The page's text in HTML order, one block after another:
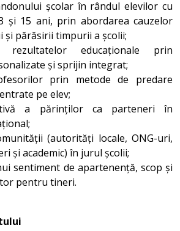
școlar în rândul elevilor cu
și 15 ani, prin abordarea cauzelor
și părăsirii timpurii a școlii;
rezultatelor educaționale prin
și sprijin integrat;
prin metode de predare
pe elev;
a părinților ca parteneri în
(autorități locale, ONG-uri,
și academic) în jurul școlii;
sentiment de apartenență, scop și
pentru tineri.